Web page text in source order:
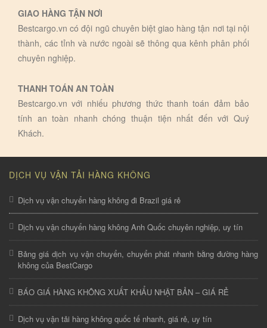
GIAO HÀNG TẬN NƠI
Bestcargo.vn có đội ngũ chuyên biệt giao hàng tận nơi tại nội
thành, các tỉnh và nước ngoài sẽ thông qua kênh phân phối
chuyên nghiệp.
THANH TOÁN AN TOÀN
Bestcargo.vn với nhiếu phương thức thanh toán đảm bảo
tính an toàn nhanh chóng thuận tiện nhất đến với Quý
Khách.
DỊCH VỤ VẬN TẢI HÀNG KHÔNG
Dịch vụ vận chuyển hàng không đi Brazil giá rẻ
Dịch vụ vận chuyển hàng không Anh Quốc chuyên nghiệp, uy tín
Bảng giá dịch vụ vận chuyển, chuyển phát nhanh bằng đường hàng
không của BestCargo
BÁO GIÁ HÀNG KHÔNG XUẤT KHẨU NHẬT BẢN – GIÁ RẺ
Dịch vụ vận tải hàng không quốc tế nhanh, giá rẻ, uy tín